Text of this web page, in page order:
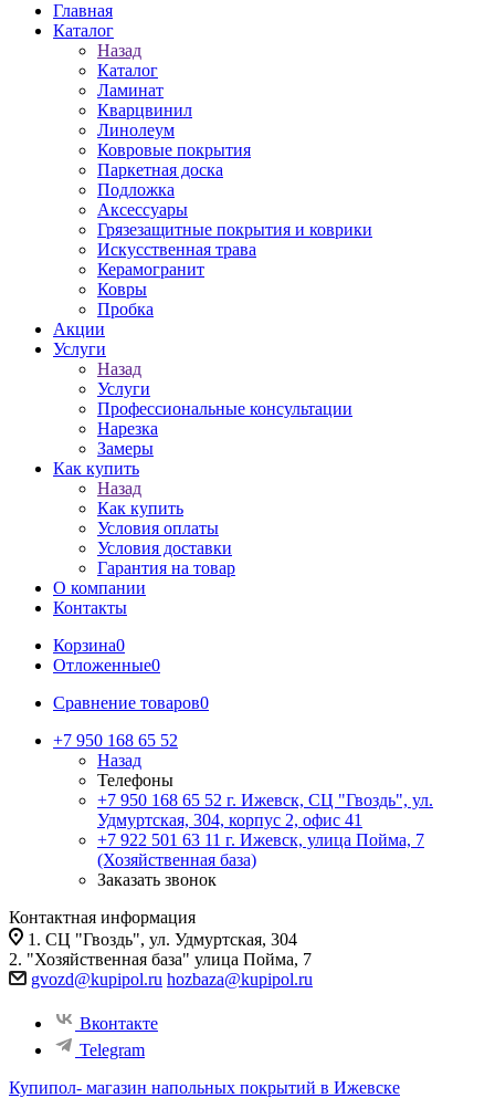
Главная
Каталог
Назад
Каталог
Ламинат
Кварцвинил
Линолеум
Ковровые покрытия
Паркетная доска
Подложка
Аксессуары
Грязезащитные покрытия и коврики
Искусственная трава
Керамогранит
Ковры
Пробка
Акции
Услуги
Назад
Услуги
Профессиональные консультации
Нарезка
Замеры
Как купить
Назад
Как купить
Условия оплаты
Условия доставки
Гарантия на товар
О компании
Контакты
Корзина0
Отложенные0
Сравнение товаров0
+7 950 168 65 52
Назад
Телефоны
+7 950 168 65 52 г. Ижевск, СЦ "Гвоздь", ул.
Удмуртская, 304, корпус 2, офис 41
+7 922 501 63 11 г. Ижевск, улица Пойма, 7
(Хозяйственная база)
Заказать звонок
Контактная информация
1. СЦ "Гвоздь", ул. Удмуртская, 304
2. "Хозяйственная база" улица Пойма, 7
gvozd@kupipol.ru hozbaza@kupipol.ru
Вконтакте
Telegram
Купипол- магазин напольных покрытий в Ижевске